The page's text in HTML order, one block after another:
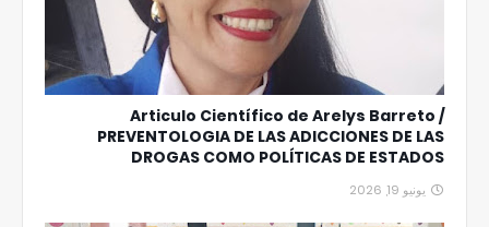
Articulo Científico de Arelys Barreto /
PREVENTOLOGIA DE LAS ADICCIONES DE LAS
DROGAS COMO POLÍTICAS DE ESTADOS
يونيو 19, 2026